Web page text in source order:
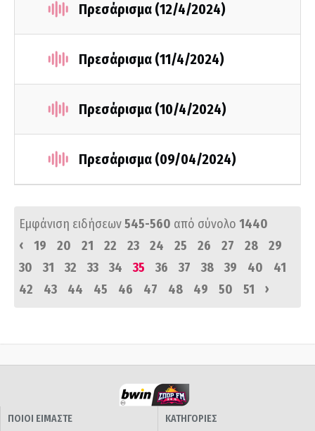
Πρεσάρισμα (12/4/2024)
Πρεσάρισμα (11/4/2024)
Πρεσάρισμα (10/4/2024)
Πρεσάρισμα (09/04/2024)
Εμφάνιση ειδήσεων545-560 από σύνολο 1440
‹
19 20 21 22 23 24 25 26 27 28
29
30
31 32 33 34 35 36 37 38 39 40
41
42
43 44 45 46 47 48 49 50 51 ›
ΠΟΙΟΙ ΕΙΜΑΣΤΕ
ΚΑΤΗΓΟΡΙΕΣ